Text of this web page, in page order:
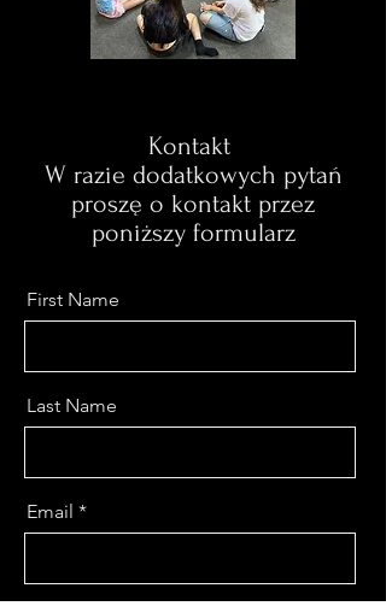
Kontakt
W razie dodatkowych pytań
proszę o kontakt przez
poniższy formularz
First Name
Last Name
Email